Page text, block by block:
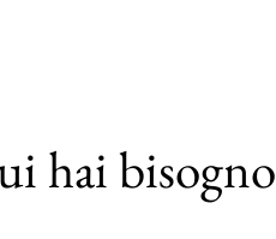
hai bisogno